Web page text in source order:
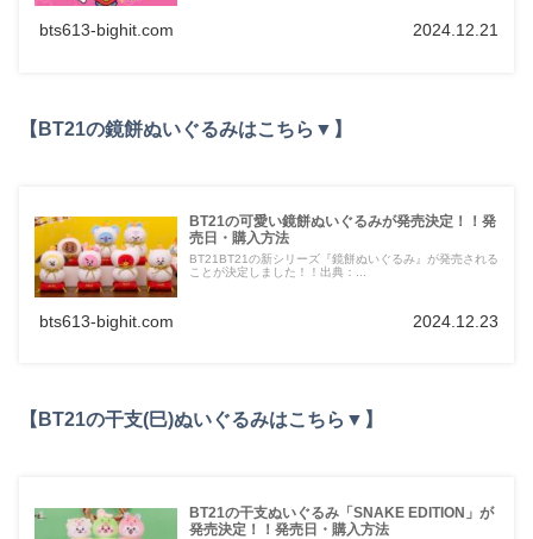
bts613-bighit.com 2024.12.21
【BT21の鏡餅ぬいぐるみはこちら▼】
BT21の可愛い鏡餅ぬいぐるみが発売決定！！発
売日・購入方法
BT21BT21の新シリーズ『鏡餅ぬいぐるみ』が発売される
ことが決定しました！！出典：...
bts613-bighit.com 2024.12.23
【BT21の干支(巳)ぬいぐるみはこちら▼】
BT21の干支ぬいぐるみ「SNAKE EDITION」が
発売決定！！発売日・購入方法